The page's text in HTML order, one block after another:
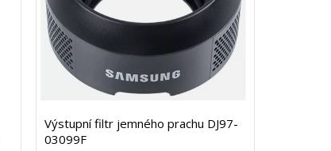
Výstupní filtr jemného prachu DJ97-
03099F